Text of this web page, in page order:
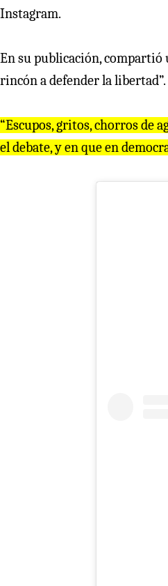
Instagram.
En su publicación, compartió
rincón a defender la libertad”.
“Escupos, gritos, chorros de
el debate, y en que en